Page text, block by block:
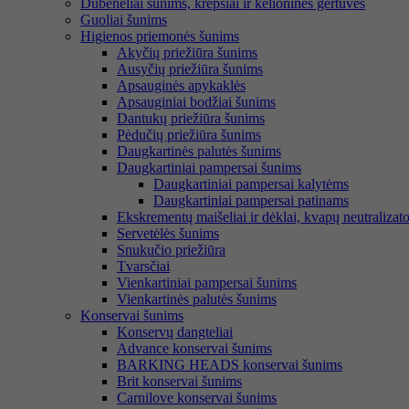
Dubenėliai šunims, krepšiai ir kelioninės gertuvės
Guoliai šunims
Higienos priemonės šunims
Akyčių priežiūra šunims
Ausyčių priežiūra šunims
Apsauginės apykaklės
Apsauginiai bodžiai šunims
Dantukų priežiūra šunims
Pėdučių priežiūra šunims
Daugkartinės palutės šunims
Daugkartiniai pampersai šunims
Daugkartiniai pampersai kalytėms
Daugkartiniai pampersai patinams
Ekskrementų maišeliai ir dėklai, kvapų
Servetėlės šunims
Snukučio priežiūra
Tvarsčiai
Vienkartiniai pampersai šunims
Vienkartinės palutės šunims
Konservai šunims
Konservų dangteliai
Advance konservai šunims
BARKING HEADS konservai šunims
Brit konservai šunims
Carnilove konservai šunims